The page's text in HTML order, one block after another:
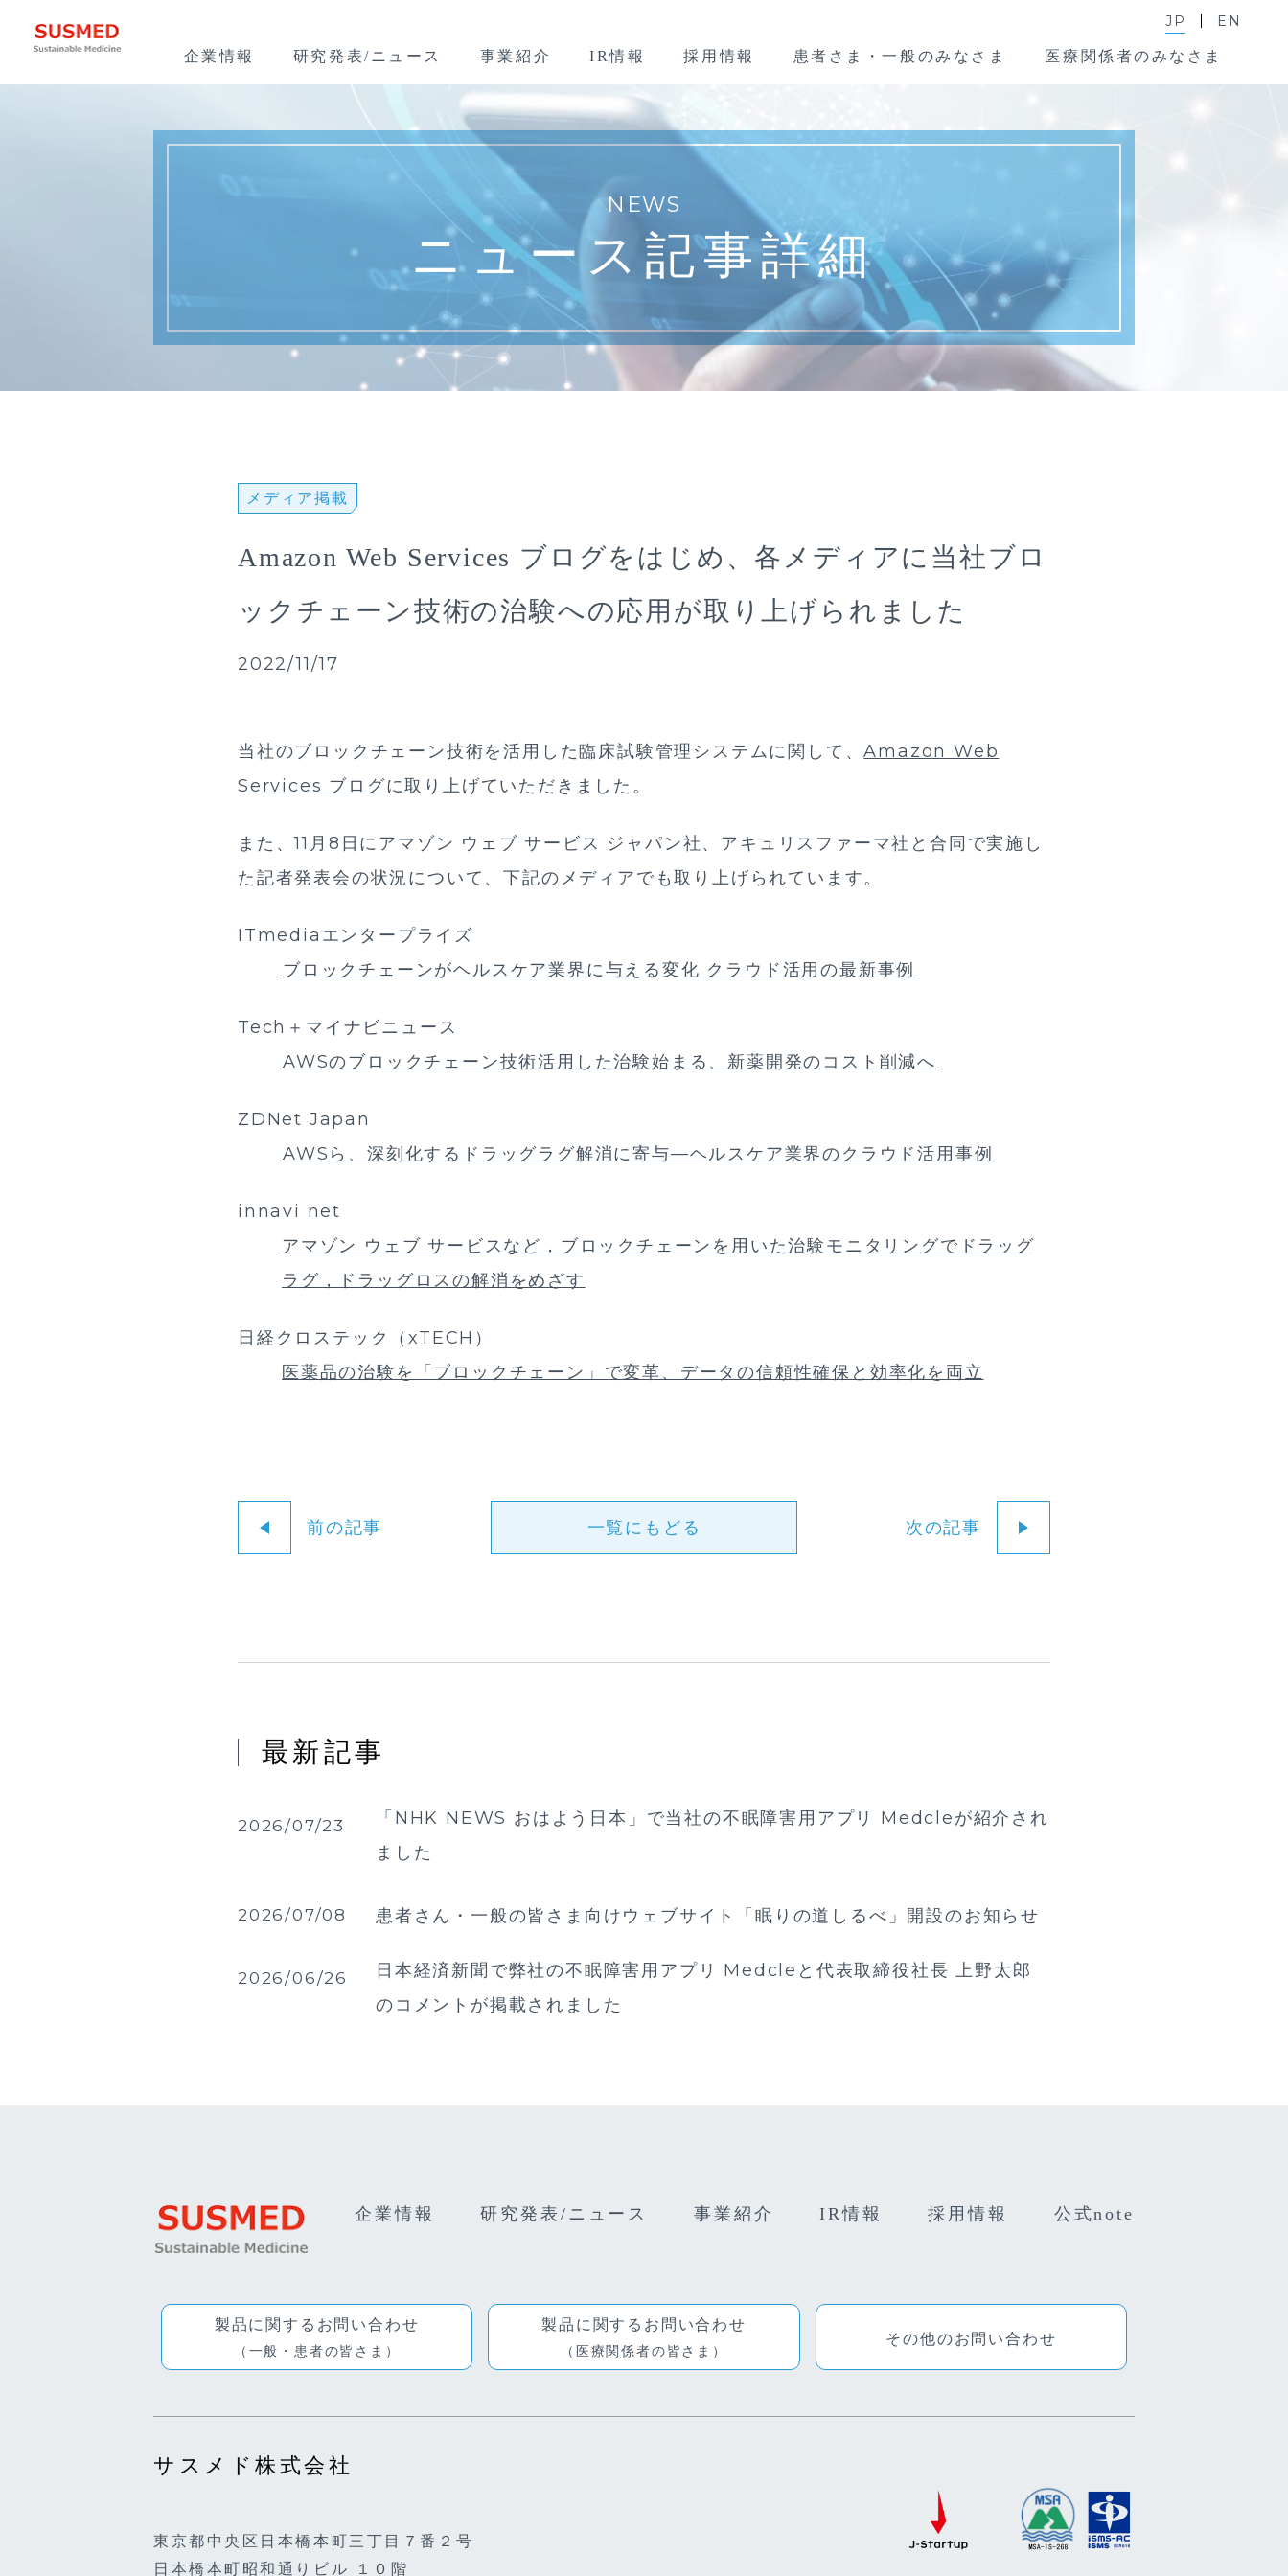
JP EN
企業情報 研究発表/ニュース 事業紹介 IR情報 採用情報 患者さま・一般のみなさま 医療関係者のみなさま
NEWS
ニュース記事詳細
メディア掲載
Amazon Web Services ブログをはじめ、各メディアに当社ブロ
ックチェーン技術の治験への応用が取り上げられました
2022/11/17
当社のブロックチェーン技術を活用した臨床試験管理システムに関して、Amazon Web
Services ブログに取り上げていただきました。
また、11月8日にアマゾン ウェブ サービス ジャパン社、アキュリスファーマ社と合同で実施し
た記者発表会の状況について、下記のメディアでも取り上げられています。
ITmediaエンタープライズ
ブロックチェーンがヘルスケア業界に与える変化 クラウド活用の最新事例
Tech＋マイナビニュース
AWSのブロックチェーン技術活用した治験始まる、新薬開発のコスト削減へ
ZDNet Japan
AWSら、深刻化するドラッグラグ解消に寄与—ヘルスケア業界のクラウド活用事例
innavi net
アマゾン ウェブ サービスなど，ブロックチェーンを用いた治験モニタリングでドラッグ
ラグ，ドラッグロスの解消をめざす
日経クロステック（xTECH）
医薬品の治験を「ブロックチェーン」で変革、データの信頼性確保と効率化を両立
前の記事 一覧にもどる 次の記事
最新記事
2026/07/23
「NHK NEWS おはよう日本」で当社の不眠障害用アプリ Medcleが紹介され
ました
2026/07/08 患者さん・一般の皆さま向けウェブサイト「眠りの道しるべ」開設のお知らせ
2026/06/26
日本経済新聞で弊社の不眠障害用アプリ Medcleと代表取締役社長 上野太郎
のコメントが掲載されました
企業情報 研究発表/ニュース 事業紹介 IR情報 採用情報 公式note
製品に関するお問い合わせ
（一般・患者の皆さま）
製品に関するお問い合わせ
（医療関係者の皆さま）
その他のお問い合わせ
サスメド株式会社
東京都中央区日本橋本町三丁目７番２号
日本橋本町昭和通りビル １０階